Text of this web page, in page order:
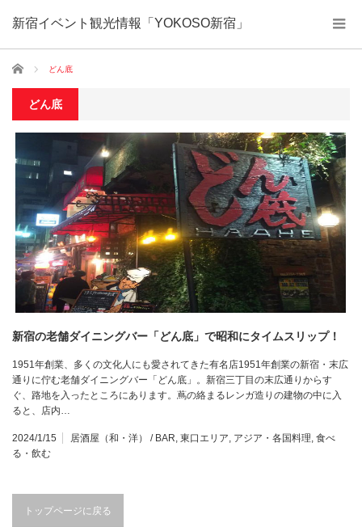
新宿イベント観光情報「YOKOSO新宿」
ホーム どん底
どん底
新宿の老舗ダイニングバー「どん底」で昭和にタイムスリップ！
1951年創業、多くの文化人にも愛されてきた有名店1951年創業の新宿・末広
通りに佇む老舗ダイニングバー「どん底」。新宿三丁目の末広通りからす
ぐ、路地を入ったところにあります。蔦の絡まるレンガ造りの建物の中に入
ると、店内…
2024/1/15 居酒屋（和・洋） / BAR, 東口エリア, アジア・各国料理, 食べ
る・飲む
トップページに戻る